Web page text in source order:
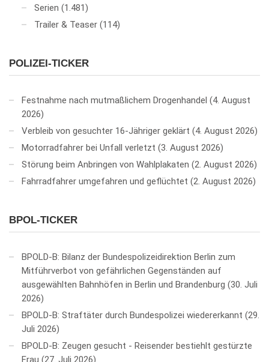
Serien (1.481)
Trailer & Teaser (114)
POLIZEI-TICKER
Festnahme nach mutmaßlichem Drogenhandel
4. August
2026
Verbleib von gesuchter 16-Jähriger geklärt
4. August 2026
Motorradfahrer bei Unfall verletzt 3. August 2026
Störung beim Anbringen von Wahlplakaten 2. August 2026
Fahrradfahrer umgefahren und geflüchtet 2. August 2026
BPOL-TICKER
BPOLD-B: Bilanz der Bundespolizeidirektion Berlin zum
Mitführverbot von gefährlichen Gegenständen auf
ausgewählten Bahnhöfen in Berlin und Brandenburg 30. Juli
2026
BPOLD-B: Straftäter durch Bundespolizei wiedererkannt 29.
Juli 2026
BPOLD-B: Zeugen gesucht - Reisender bestiehlt gestürzte
Frau
27. Juli 2026